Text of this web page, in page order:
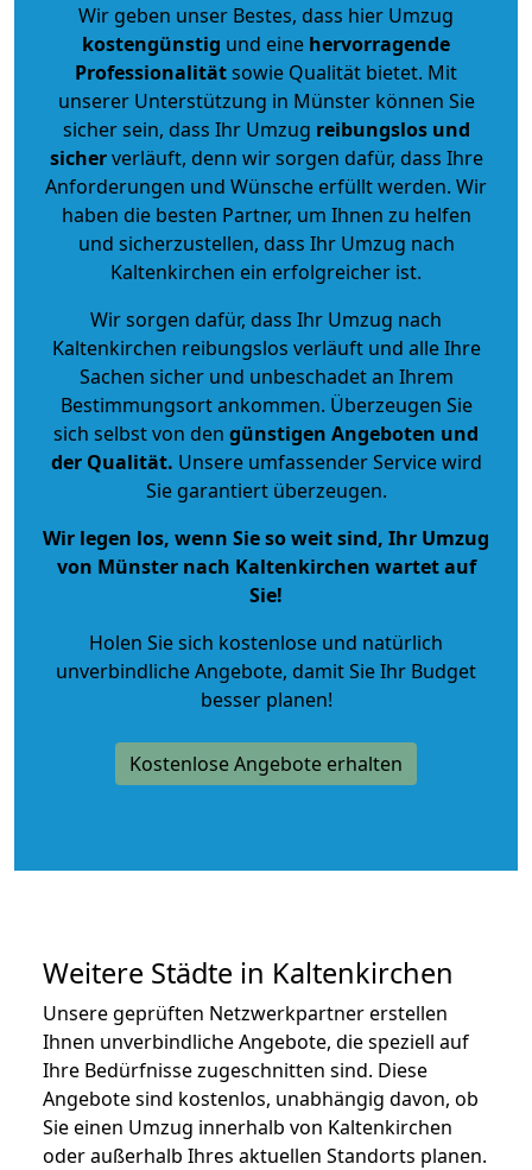
Wir geben unser Bestes, dass hier Umzug
kostengünstig und eine hervorragende
Professionalitätsowie Qualität bietet. Mit
unserer Unterstützung in Münster können Sie
sicher sein, dass Ihr Umzug reibungslos und
sicherverläuft, denn wir sorgen dafür, dass Ihre
Anforderungen und Wünsche erfüllt werden. Wir
haben die besten Partner, um Ihnen zu helfen
und sicherzustellen, dass Ihr Umzug nach
Kaltenkirchen ein erfolgreicher ist.
Wir sorgen dafür, dass Ihr Umzug nach
Kaltenkirchen reibungslos verläuft und alle Ihre
Sachen sicher und unbeschadet an Ihrem
Bestimmungsort ankommen. Überzeugen Sie
sich selbst von den günstigen Angeboten und
der Qualität. Unsere umfassender Service wird
Sie garantiert überzeugen.
Wir legen los, wenn Sie so weit sind, Ihr Umzug
von Münster nach Kaltenkirchen wartet auf
Sie!
Holen Sie sich kostenlose und natürlich
unverbindliche Angebote, damit Sie Ihr Budget
besser planen!
Kostenlose Angebote erhalten
Weitere Städte in Kaltenkirchen
Unsere geprüften Netzwerkpartner erstellen
Ihnen unverbindliche Angebote, die speziell auf
Ihre Bedürfnisse zugeschnitten sind. Diese
Angebote sind kostenlos, unabhängig davon, ob
Sie einen Umzug innerhalb von Kaltenkirchen
oder außerhalb Ihres aktuellen Standorts planen.